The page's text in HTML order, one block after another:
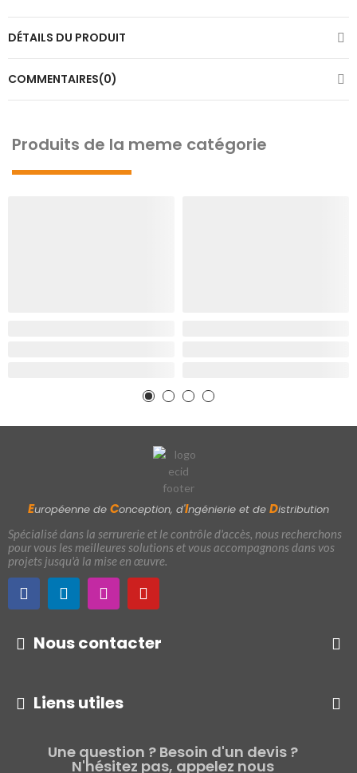
DÉTAILS DU PRODUIT
COMMENTAIRES(0)
Produits de la meme catégorie
Européenne de Conception, d'Ingénierie et de Distribution
Spécialisé dans la serrurerie et le contrôle d'accès, nous recherchons
pour vous les meilleures solutions et vous accompagnons dans vos
projets jusqu'à la mise en œuvre.
Nous contacter
Liens utiles
Une question ? Besoin d'un devis ?
N'hésitez pas, appelez nous